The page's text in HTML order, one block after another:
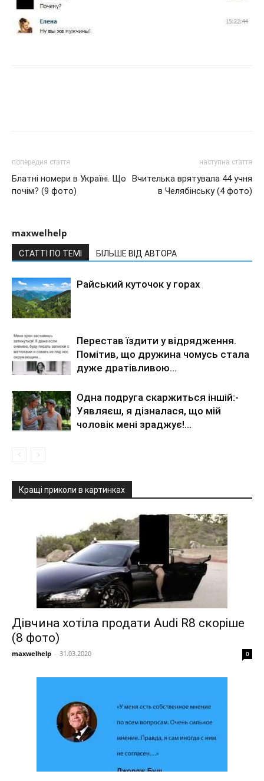
попередня стаття
Блатні номери в Україні. Що
почім? (9 фото)
наступна стаття
Вчителька врятувала 44 учня
в Челябінську (4 фото)
maxwelhelp
СТАТТІ ПО ТЕМІ БІЛЬШЕ ВІД АВТОРА
Райський куточок у горах
Перестав їздити у відрядження.
Помітив, що дружина чомусь стала
дуже дратівливою…
Одна подруга скаржиться іншій:-
Уявляєш, я дізналася, що мій
чоловік мені зраджує!…
Кращі приколи в картинках
Дівчина хотіла продати Audi R8 скоріше
(8 фото)
maxwelhelp - 31.03.2020 0